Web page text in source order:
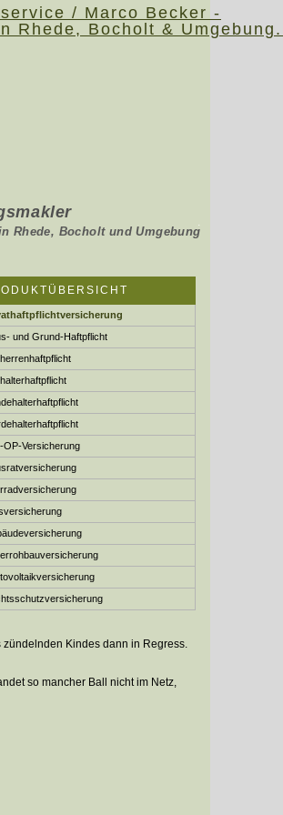
.
und Umgebung
und Grund-Haft­pflicht
OP-Versicherung
Kindes dann in Regress.
so mancher Ball nicht im Netz,